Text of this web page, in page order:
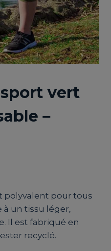
vert
–
polyvalent pour tous
à un tissu léger,
Il est fabriqué en
recyclé.